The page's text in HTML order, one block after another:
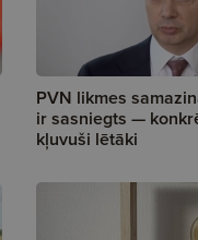
PVN likmes
ir sasniegts —
kļuvuši lētāki